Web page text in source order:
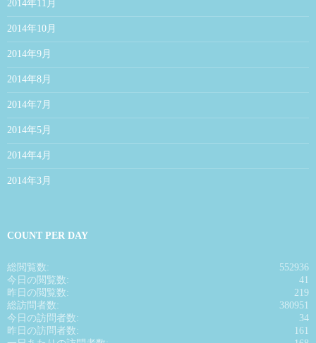
2014年11月
2014年10月
2014年9月
2014年8月
2014年7月
2014年5月
2014年4月
2014年3月
COUNT PER DAY
552936
総閲覧数:
41
今日の閲覧数:
219
昨日の閲覧数:
380951
総訪問者数:
34
今日の訪問者数:
161
昨日の訪問者数: